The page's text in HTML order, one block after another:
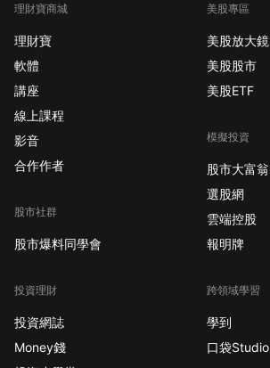
理財寶商城
理財寶
軟體
講座
線上課程
影音
合作作者
股市社群
股市爆料同學會
投資理財
投資網誌
Money錢
美股專區
美股放大鏡
美股股市
美股ETF
模擬投資
股市大富翁
選股網
雲端控股
報明牌
跨領域學習
學到
口袋Studio